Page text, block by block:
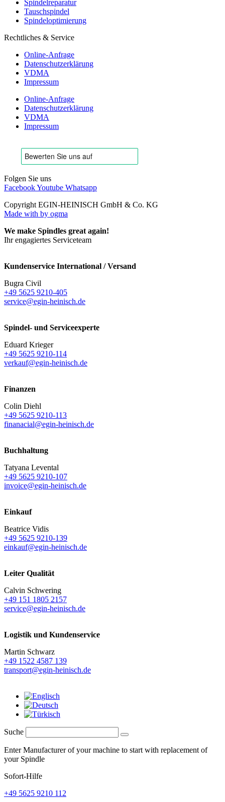
Spindelreparatur
Tauschspindel
Spindeloptimierung
Rechtliches & Service
Online-Anfrage
Datenschutzerklärung
VDMA
Impressum
Online-Anfrage
Datenschutzerklärung
VDMA
Impressum
Folgen Sie uns
FacebookYoutube Whatsapp
Copyright EGIN-HEINISCH GmbH & Co. KG
Made with by ogma
We make Spindles great again!
Ihr engagiertes Serviceteam
Kundenservice International / Versand
Bugra Civil
+49 5625 9210-405
service@egin-heinisch.de
Spindel- und Serviceexperte
Eduard Krieger
+49 5625 9210-114
verkauf@egin-heinisch.de
Finanzen
Colin Diehl
+49 5625 9210-113
finanacial@egin-heinisch.de
Buchhaltung
Tatyana Levental
+49 5625 9210-107
invoice@egin-heinisch.de
Einkauf
Beatrice Vidis
+49 5625 9210-139
einkauf@egin-heinisch.de
Leiter Qualität
Calvin Schwering
+49 151 1805 2157
service@egin-heinisch.de
Logistik und Kundenservice
Martin Schwarz
+49 1522 4587 139
transport@egin-heinisch.de
Suche
Enter Manufacturer of your machine to start with replacement of
your Spindle
Sofort-Hilfe
+49 5625 9210 112